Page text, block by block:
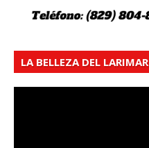
LA BELLEZA DEL LARIMAR